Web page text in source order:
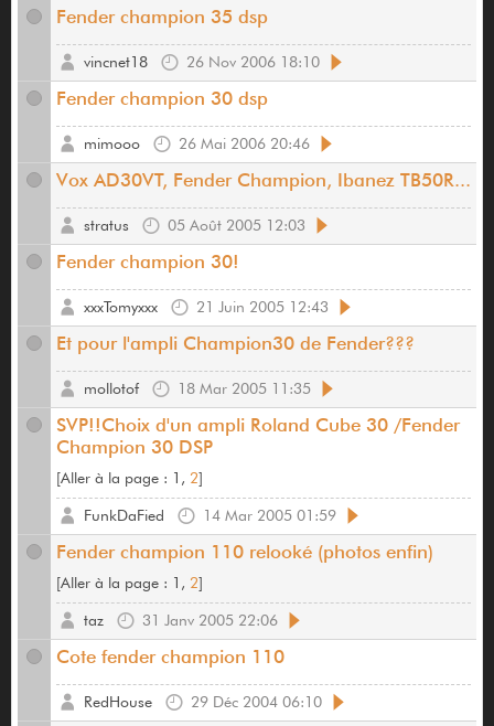
Fender champion 35 dsp
26 Nov 2006 18:10
vincnet18
Fender champion 30 dsp
26 Mai 2006 20:46
mimooo
Vox AD30VT, Fender Champion, Ibanez TB50R...
05 Août 2005 12:03
stratus
Fender champion 30!
21 Juin 2005 12:43
xxxTomyxxx
Et pour l'ampli Champion30 de Fender???
18 Mar 2005 11:35
mollotof
SVP!!Choix d'un ampli Roland Cube 30 /Fender
Champion 30 DSP
[Aller à la page : 1, 2]
14 Mar 2005 01:59
FunkDaFied
Fender champion 110 relooké (photos enfin)
[Aller à la page : 1, 2]
31 Janv 2005 22:06
taz
Cote fender champion 110
29 Déc 2004 06:10
RedHouse